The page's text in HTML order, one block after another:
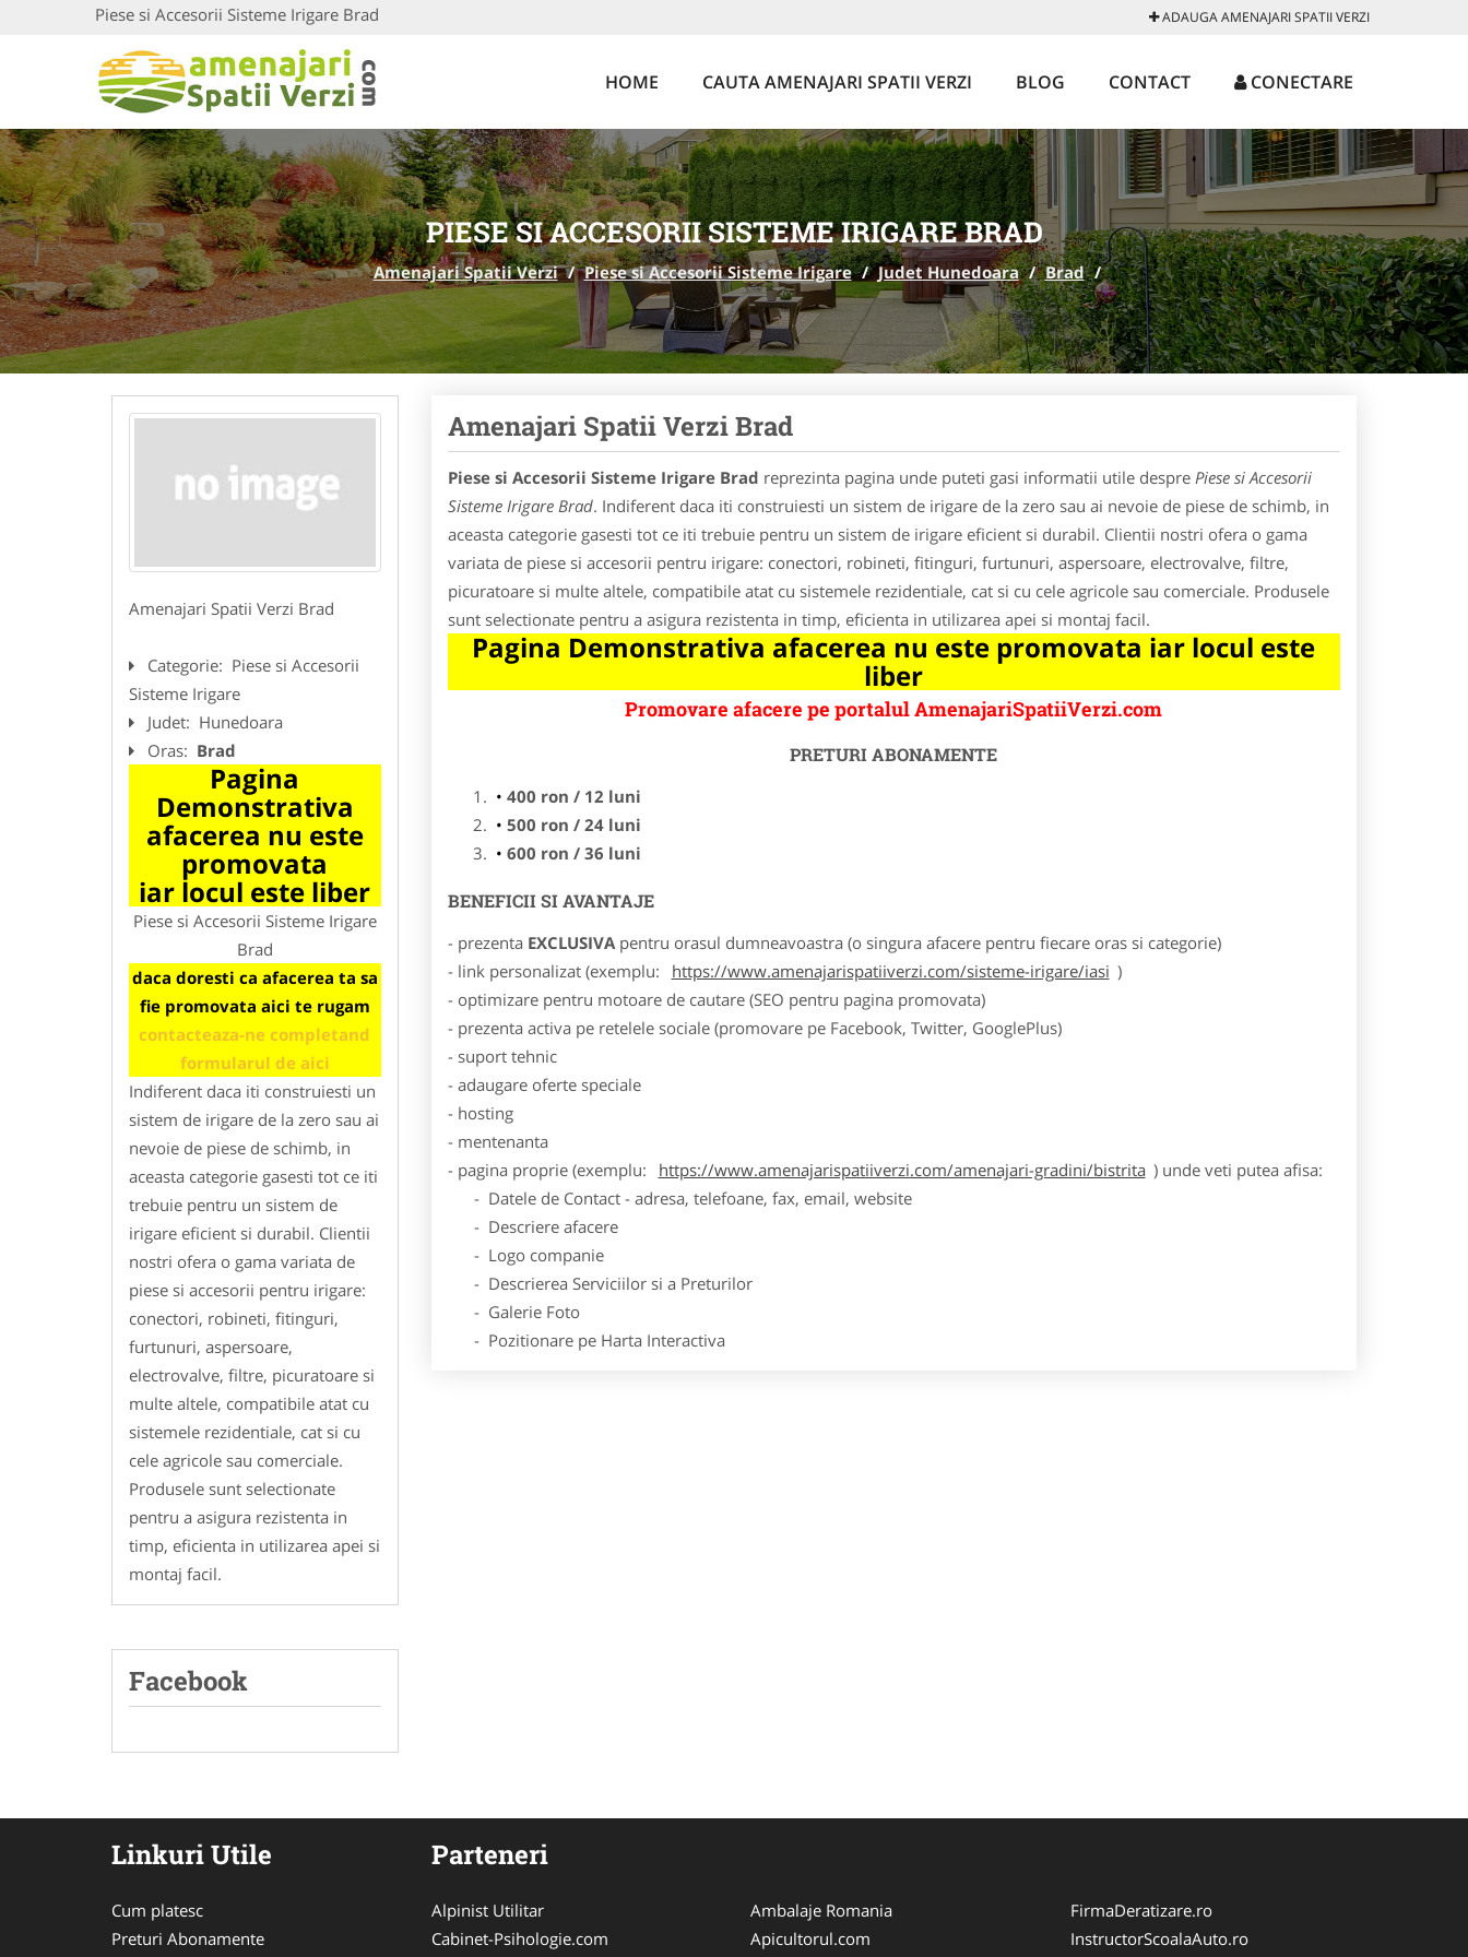
Piese si Accesorii Sisteme Irigare Brad ADAUGA AMENAJARI SPATII VERZI
HOME CAUTA AMENAJARI SPATII VERZI BLOG CONTACT CONECTARE
PIESE SI ACCESORII SISTEME IRIGARE BRAD
Amenajari Spatii Verzi / Piese si Accesorii Sisteme Irigare / Judet Hunedoara / Brad /
Amenajari Spatii Verzi Brad
Categorie: Piese si Accesorii
Sisteme Irigare
Judet: Hunedoara
Oras: Brad
Pagina
Demonstrativa
afacerea nu este
promovata
iar locul este liber
Piese si Accesorii Sisteme Irigare
Brad
daca doresti ca afacerea ta sa
fie promovata aici te rugam
contacteaza-ne completand
formularul de aici
Indiferent daca iti construiesti un
sistem de irigare de la zero sau ai
nevoie de piese de schimb, in
aceasta categorie gasesti tot ce iti
trebuie pentru un sistem de
irigare eficient si durabil. Clientii
nostri ofera o gama variata de
piese si accesorii pentru irigare:
conectori, robineti, fitinguri,
furtunuri, aspersoare,
electrovalve, filtre, picuratoare si
multe altele, compatibile atat cu
sistemele rezidentiale, cat si cu
cele agricole sau comerciale.
Produsele sunt selectionate
pentru a asigura rezistenta in
timp, eficienta in utilizarea apei si
montaj facil.
Facebook
Amenajari Spatii Verzi Brad
Piese si Accesorii Sisteme Irigare Brad reprezinta pagina unde puteti gasi informatii utile despre Piese si Accesorii
Sisteme Irigare Brad. Indiferent daca iti construiesti un sistem de irigare de la zero sau ai nevoie de piese de schimb, in
aceasta categorie gasesti tot ce iti trebuie pentru un sistem de irigare eficient si durabil. Clientii nostri ofera o gama
variata de piese si accesorii pentru irigare: conectori, robineti, fitinguri, furtunuri, aspersoare, electrovalve, filtre,
picuratoare si multe altele, compatibile atat cu sistemele rezidentiale, cat si cu cele agricole sau comerciale. Produsele
sunt selectionate pentru a asigura rezistenta in timp, eficienta in utilizarea apei si montaj facil.
Pagina Demonstrativa afacerea nu este promovata iar locul este
liber
Promovare afacere pe portalul AmenajariSpatiiVerzi.com
PRETURI ABONAMENTE
400 ron / 12 luni
500 ron / 24 luni
600 ron / 36 luni
BENEFICII SI AVANTAJE
- prezenta EXCLUSIVApentru orasul dumneavoastra (o singura afacere pentru fiecare oras si categorie)
- link personalizat (exemplu:
https://www.amenajarispatiiverzi.com/sisteme-irigare/iasi )
- optimizare pentru motoare de cautare (SEO pentru pagina promovata)
- prezenta activa pe retelele sociale (promovare pe Facebook, Twitter, GooglePlus)
- suport tehnic
- adaugare oferte speciale
- hosting
- mentenanta
- pagina proprie (exemplu:
https://www.amenajarispatiiverzi.com/amenajari-gradini/bistrita ) unde veti putea afisa:
- Datele de Contact - adresa, telefoane, fax, email, website
- Descriere afacere
- Logo companie
- Descrierea Serviciilor si a Preturilor
- Galerie Foto
- Pozitionare pe Harta Interactiva
Linkuri Utile
Cum platesc
Preturi Abonamente
Parteneri
Alpinist Utilitar
Cabinet-Psihologie.com
Ambalaje Romania
Apicultorul.com
FirmaDeratizare.ro
InstructorScoalaAuto.ro